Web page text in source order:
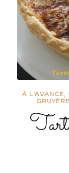
À L'AVANCE,